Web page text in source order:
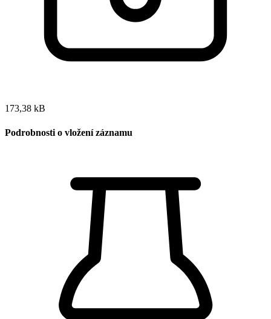
173,38 kB
Podrobnosti o vložení záznamu